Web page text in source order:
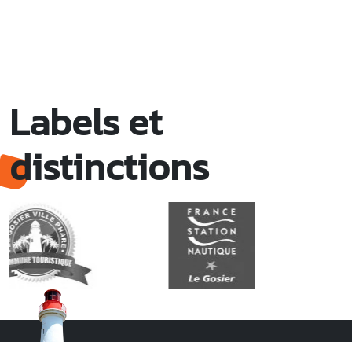
Labels et
distinctions